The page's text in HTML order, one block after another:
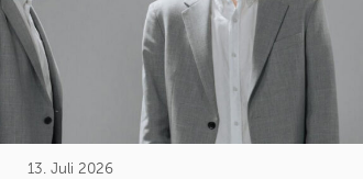
13. Juli 2026